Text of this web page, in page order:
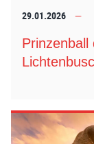
29.01.2026